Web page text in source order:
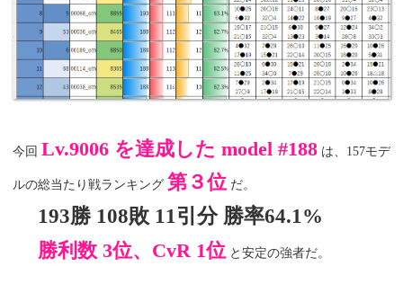
今回 Lv.9006 を達成した model #188 は、157モデ
ルの総当たり戦ランキング 第３位 だ。
193勝 108敗 11引分 勝率64.1%
勝利数 3位、CvR 1位 と安定の強者だ。